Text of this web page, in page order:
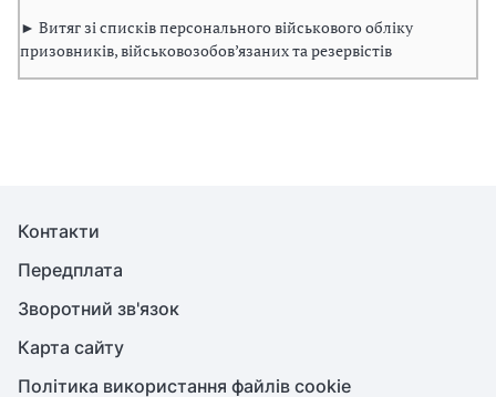
► Витяг зі списків персонального військового обліку
призовників, військовозобов’язаних та резервістів
Контакти
Передплата
Зворотний зв'язок
Карта сайту
Політика використання файлів cookie